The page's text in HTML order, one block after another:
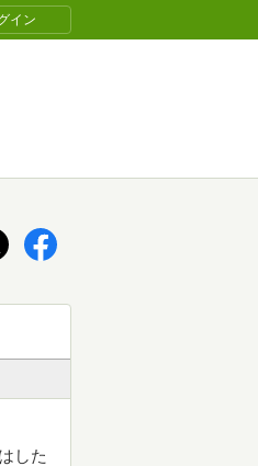
イン
した